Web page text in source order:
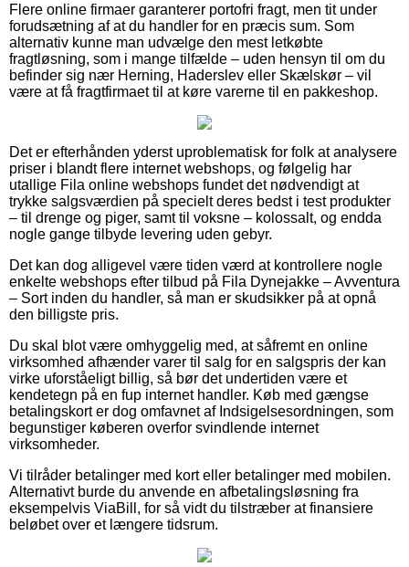
Flere online firmaer garanterer portofri fragt, men tit under
forudsætning af at du handler for en præcis sum. Som
alternativ kunne man udvælge den mest letkøbte
fragtløsning, som i mange tilfælde – uden hensyn til om du
befinder sig nær Herning, Haderslev eller Skælskør – vil
være at få fragtfirmaet til at køre varerne til en pakkeshop.
Det er efterhånden yderst uproblematisk for folk at analysere
priser i blandt flere internet webshops, og følgelig har
utallige Fila online webshops fundet det nødvendigt at
trykke salgsværdien på specielt deres bedst i test produkter
– til drenge og piger, samt til voksne – kolossalt, og endda
nogle gange tilbyde levering uden gebyr.
Det kan dog alligevel være tiden værd at kontrollere nogle
enkelte webshops efter tilbud på Fila Dynejakke – Avventura
– Sort inden du handler, så man er skudsikker på at opnå
den billigste pris.
Du skal blot være omhyggelig med, at såfremt en online
virksomhed afhænder varer til salg for en salgspris der kan
virke uforståeligt billig, så bør det undertiden være et
kendetegn på en fup internet handler. Køb med gængse
betalingskort er dog omfavnet af Indsigelsesordningen, som
begunstiger køberen overfor svindlende internet
virksomheder.
Vi tilråder betalinger med kort eller betalinger med mobilen.
Alternativt burde du anvende en afbetalingsløsning fra
eksempelvis ViaBill, for så vidt du tilstræber at finansiere
beløbet over et længere tidsrum.